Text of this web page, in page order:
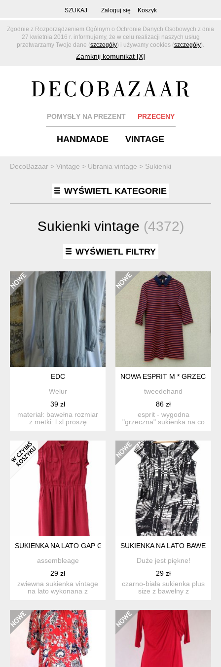
Zgodnie z Rozporządzeniem Ogólnym o Ochronie Danych Osobowych z dnia
27 kwietnia 2016 r. informujemy, że w celu realizacji naszych usług
przetwarzamy Twoje dane (szczegóły) i używamy cookies (szczegóły).
Zamknij komunikat [X]
SZUKAJ Zaloguj się Koszyk
POMYSŁY NA PREZENT PRZECENY
HANDMADE VINTAGE
DecoBazaar > Vintage > Ubrania vintage > Sukienki
WYŚWIETL KATEGORIE
Sukienki vintage (4372)
WYŚWIETL FILTRY
EDC
Welur
39 zł
materiał: bawełna rozmiar
z metki: l xl proszę
NOWA ESPRIT M *
tweedehand
86 zł
esprit - wygodna
"grzeczna" sukienka na co
SUKIENKA NA LATO GAP GROSZKI BORDOWA WISKOZA XL
assembleage
29 zł
zwiewna sukienka vintage
na lato wykonana z
SUKIENKA NA LATO
Duże jest piękne!
29 zł
czarno-biała sukienka plus
size z bawełny z